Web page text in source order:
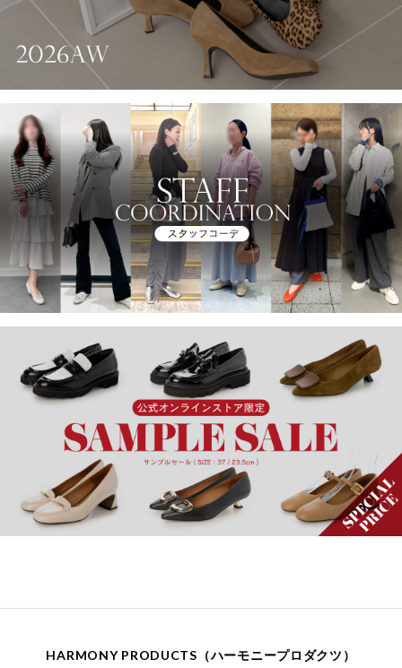
HARMONY PRODUCTS（ハーモニープロダクツ）